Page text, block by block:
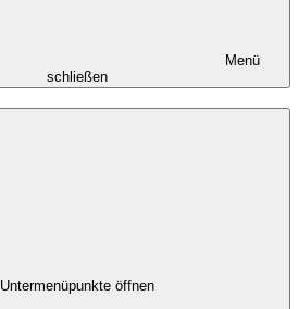
Menü
schließen
Untermenüpunkte öffnen